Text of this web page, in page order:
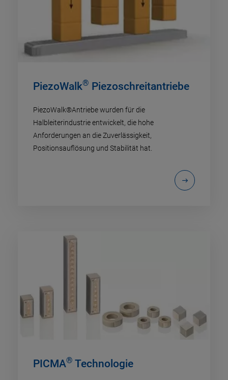
PiezoWalk® Piezoschreitantriebe
PiezoWalk®Antriebe wurden für die
Halbleiterindustrie entwickelt, die hohe
Anforderungen an die Zuverlässigkeit,
Positionsauflösung und Stabilität hat.
PICMA® Technologie